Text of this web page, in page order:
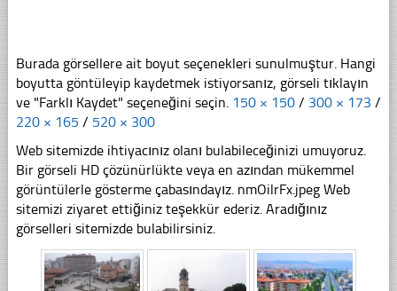
Burada görsellere ait boyut seçenekleri sunulmuştur. Hangi
boyutta göntüleyip kaydetmek istiyorsanız, görseli tıklayın
ve "Farklı Kaydet" seçeneğini seçin. 150 × 150 / 300 × 173 /
220 × 165 / 520 × 300
Web sitemizde ihtiyacınız olanı bulabileceğinizi umuyoruz.
Bir görseli HD çözünürlükte veya en azından mükemmel
görüntülerle gösterme çabasındayız. nmOilrFx.jpeg Web
sitemizi ziyaret ettiğiniz teşekkür ederiz. Aradığınız
görselleri sitemizde bulabilirsiniz.